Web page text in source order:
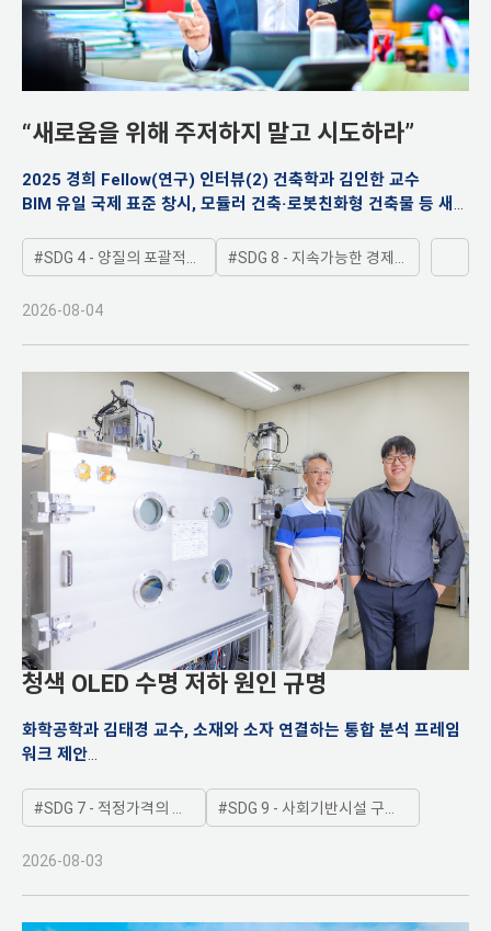
“새로움을 위해 주저하지 말고 시도하라”
2025 경희 Fellow(연구) 인터뷰(2) 건축학과 김인한 교수
BIM 유일 국제 표준 창시, 모듈러 건축·로봇친화형 건축물 등 새로
경희는 매년 교육과 연구 분야에서 탁월한 성과를
보여준 교수들을 '경희Fellow(연구·교육)'로 선정한
다. 건축학과 김인한 교수는 국내 건축정보기술 분
야를 개척해 온 선구자로서의 공로를 인정받아 경희
Fellow(연구)로 선정됐다. 김인한 교수를 만나 그
간의 연구 성과와 향후 계획을 들었다.<편집자 주>
SDG 4 - 양질의 포괄적인 교육제공과 평생학습기회 제공 SDG 8 - 지속가능한 경제성장 및 양질의 일자리와 고용보장
2026-08-04
청색 OLED 수명 저하 원인 규명
화학공학과 김태경 교수, 소재와 소자 연결하는 통합 분석 프레임
워크 제안
SDG 7 - 적정가격의 지속가능한 에너지 제공 SDG 9 - 사회기반시설 구축, 지속가능한 산업화 증진
2026-08-03